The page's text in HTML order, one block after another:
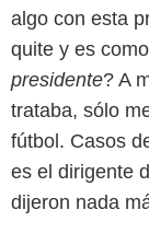
algo con esta
quite y es
presidente? A
trataba, sólo
fútbol. Casos
es el dirigente
dijeron nada